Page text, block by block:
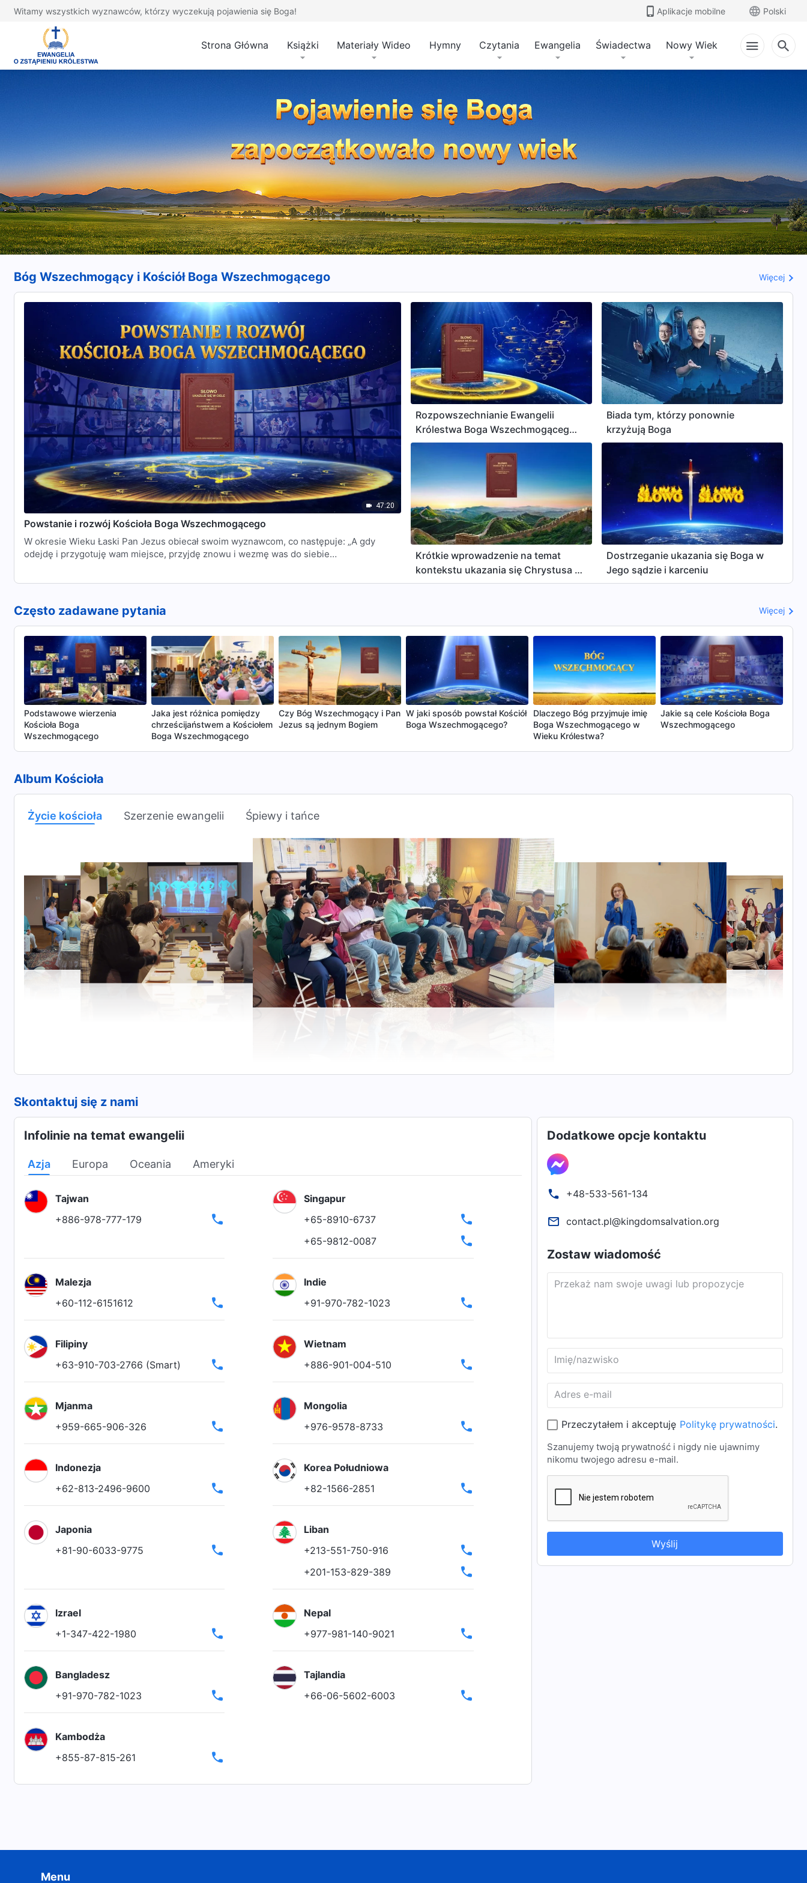
Witamy wszystkich wyznawców, którzy wyczekują pojawienia się Boga! Aplikacje mobilne Polski
Strona Główna Książki Materiały Wideo Hymny Czytania Ewangelia Świadectwa Nowy Wiek
Bóg Wszechmogący i Kościół Boga Wszechmogącego Więcej
47:20
Powstanie i rozwój Kościoła Boga Wszechmogącego
W okresie Wieku Łaski Pan Jezus obiecał swoim wyznawcom, co następuje: „A gdy
odejdę i przygotuję wam miejsce, przyjdę znowu i wezmę was do siebie…
Rozpowszechnianie Ewangelii
Królestwa Boga Wszechmogącego
w Chinach
Biada tym, którzy ponownie
krzyżują Boga
Krótkie wprowadzenie na temat
kontekstu ukazania się Chrystusa i
Jego dzieła podczas dni
Dostrzeganie ukazania się Boga w
Jego sądzie i karceniu
Często zadawane pytania Więcej
Podstawowe wierzenia
Kościoła Boga
Wszechmogącego
Jaka jest różnica pomiędzy
chrześcijaństwem a Kościołem
Boga Wszechmogącego
Czy Bóg Wszechmogący i Pan
Jezus są jednym Bogiem
W jaki sposób powstał Kościół
Boga Wszechmogącego?
Dlaczego Bóg przyjmuje imię
Boga Wszechmogącego w
Wieku Królestwa?
Jakie są cele Kościoła Boga
Wszechmogącego
Album Kościoła
Życie kościoła Szerzenie ewangelii Śpiewy i tańce
Skontaktuj się z nami
Infolinie na temat ewangelii
Azja Europa Oceania Ameryki
Tajwan
+886-978-777-179
Singapur
+65-8910-6737
+65-9812-0087
Malezja
+60-112-6151612
Indie
+91-970-782-1023
Filipiny
+63-910-703-2766 (Smart)
Wietnam
+886-901-004-510
Mjanma
+959-665-906-326
Mongolia
+976-9578-8733
Indonezja
+62-813-2496-9600
Korea Południowa
+82-1566-2851
Japonia
+81-90-6033-9775
Liban
+213-551-750-916
+201-153-829-389
Izrael
+1-347-422-1980
Nepal
+977-981-140-9021
Bangladesz
+91-970-782-1023
Tajlandia
+66-06-5602-6003
Kambodża
+855-87-815-261
Dodatkowe opcje kontaktu
+48-533-561-134
contact.pl@kingdomsalvation.org
Zostaw wiadomość
Przekaż nam swoje uwagi lub propozycje
Imię/nazwisko
Adres e-mail
Przeczytałem i akceptuję Politykę prywatności.
Szanujemy twoją prywatność i nigdy nie ujawnimy
nikomu twojego adresu e-mail.
Menu